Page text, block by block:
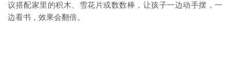
议搭配家里的积木、雪花片或数数棒，让孩子一边动手摆，一
边看书，效果会翻倍。